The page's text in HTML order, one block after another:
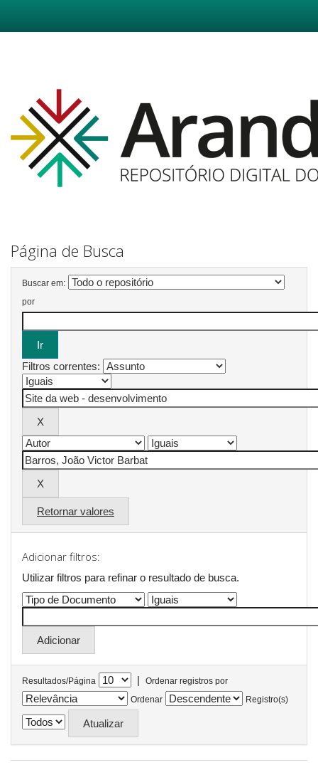
Página de Busca
Buscar em:
por
Filtros correntes:
Retornar valores
Adicionar filtros:
Utilizar filtros para refinar o resultado de busca.
Resultados/Página |
Ordenar registros por
Ordenar
Registro(s)